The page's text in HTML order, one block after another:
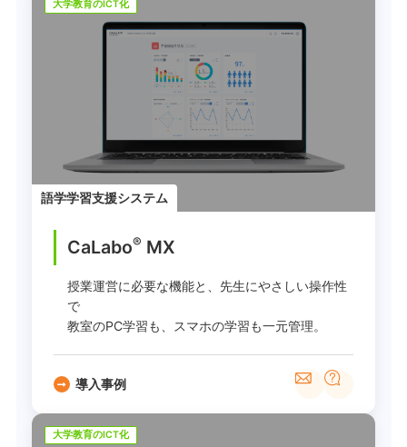
大学教育のICT化
語学学習支援システム
CaLabo® MX
授業運営に必要な機能と、先生にやさしい操作性
で
教室のPC学習も、スマホの学習も一元管理。
導入事例
大学教育のICT化